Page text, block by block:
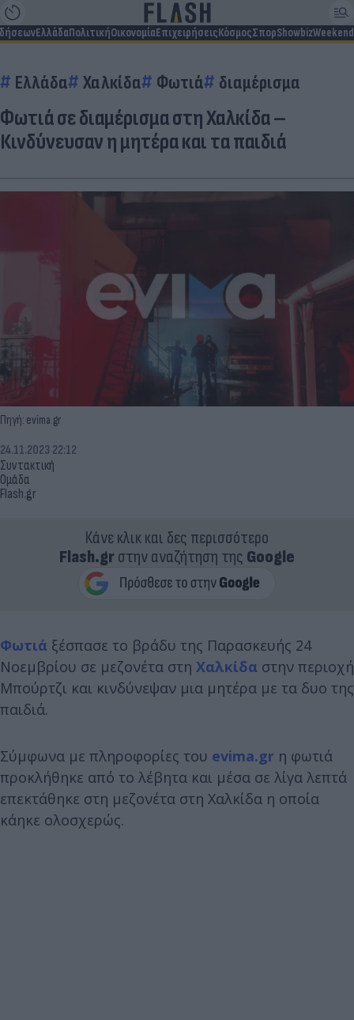
ΕλλάδαΠολιτικήΟικονομίαΕπιχειρήσειςΚόσμοςΣπορShowbizWeekend
Ελλάδα Χαλκίδα Φωτιά διαμέρισμα
Φωτιά σε διαμέρισμα στη Χαλκίδα –
Κινδύνευσαν η μητέρα και τα παιδιά
Πηγή: evima.gr
Συντακτική
Ομάδα
Flash.gr
24.11.2023 22:12
Κάνε κλικ και δες περισσότερο
Flash.grστην αναζήτηση της Google
Φωτιά ξέσπασε το βράδυ της Παρασκευής 24
Νοεμβρίου σε μεζονέτα στη Χαλκίδα στην περιοχή
Μπούρτζι και κινδύνεψαν μια μητέρα με τα δυο της
παιδιά.
Σύμφωνα με πληροφορίες του evima.gr η φωτιά
προκλήθηκε από το λέβητα και μέσα σε λίγα λεπτά
επεκτάθηκε στη μεζονέτα στη Χαλκίδα η οποία
κάηκε ολοσχερώς.